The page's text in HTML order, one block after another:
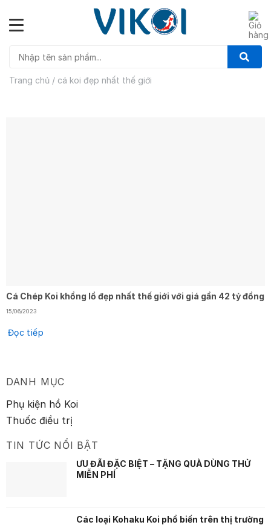
content
Trang chủ / cá koi đẹp nhất thế giới
Cá Chép Koi khổng lồ đẹp nhất thế giới với giá gần 42 tỷ đồng
15/06/2023
Đọc tiếp
DANH MỤC
Phụ kiện hồ Koi
Thuốc điều trị
TIN TỨC NỔI BẬT
ƯU ĐÃI ĐẶC BIỆT – TẶNG QUÀ DÙNG THỬ
MIỄN PHÍ
Các loại Kohaku Koi phổ biến trên thị trường